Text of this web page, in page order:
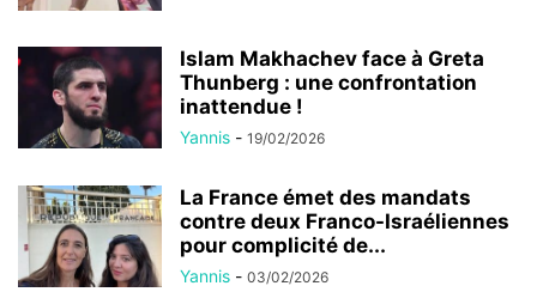
Islam Makhachev face à Greta
Thunberg : une confrontation
inattendue !
Yannis - 19/02/2026
La France émet des mandats
contre deux Franco-Israéliennes
pour complicité de...
Yannis - 03/02/2026